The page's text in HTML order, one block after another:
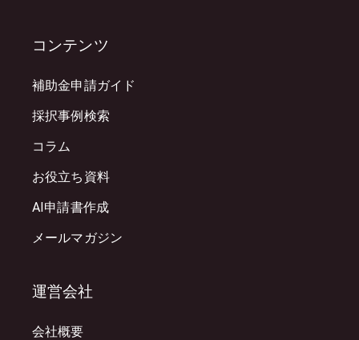
コンテンツ
補助金申請ガイド
採択事例検索
コラム
お役立ち資料
AI申請書作成
メールマガジン
運営会社
会社概要